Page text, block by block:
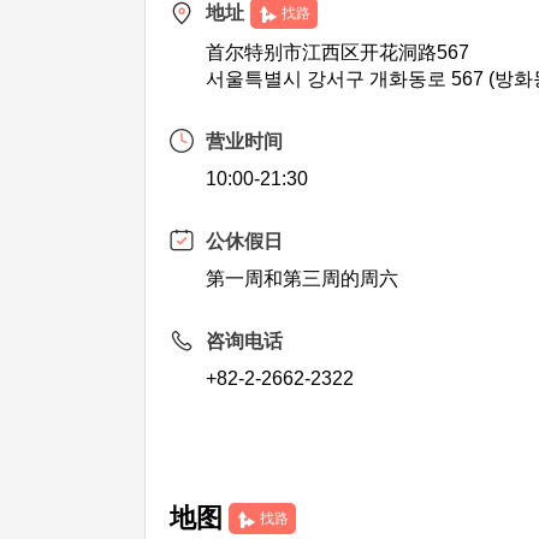
地址 找路
首尔特别市江西区开花洞路567
서울특별시 강서구 개화동로 567 (방화
营业时间
10:00-21:30
公休假日
第一周和第三周的周六
咨询电话
+82-2-2662-2322
地图 找路